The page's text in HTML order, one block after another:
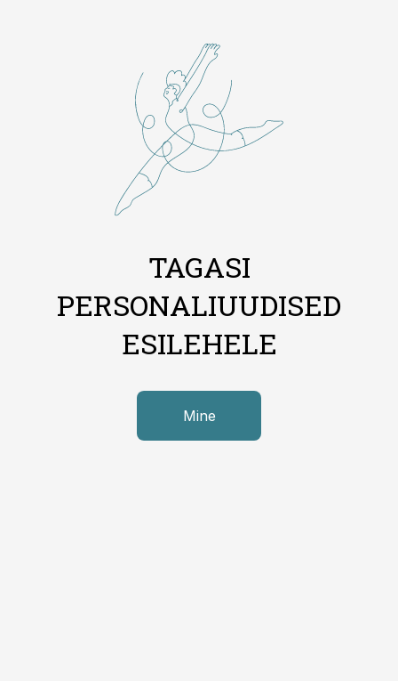
TAGASI
PERSONALIUUDISED
ESILEHELE
Mine